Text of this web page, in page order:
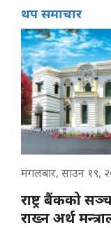
थप समाचार
मंगलबार, साउन १९,
राष्ट्र बैंकको
राख्न अर्थ